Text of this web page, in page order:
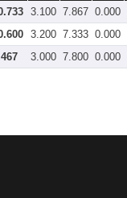
3.100 7.867 0.000
3.200 7.333 0.000
3.000 7.800 0.000